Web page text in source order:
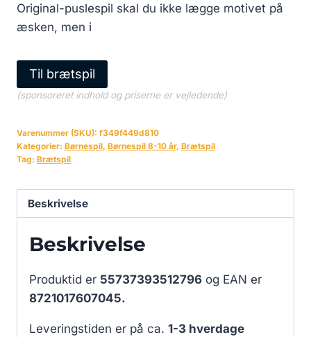
Original-puslespil skal du ikke lægge motivet på
æsken, men i
Til brætspil
(sponsoreret indhold og priserne er vejledende)
Varenummer (SKU): f349f449d810
Kategorier: Børnespil, Børnespil 8-10 år, Brætspil
Tag: Brætspil
Beskrivelse
Beskrivelse
Produktid er 55737393512796 og EAN er
8721017607045.
Leveringstiden er på ca. 1-3 hverdage